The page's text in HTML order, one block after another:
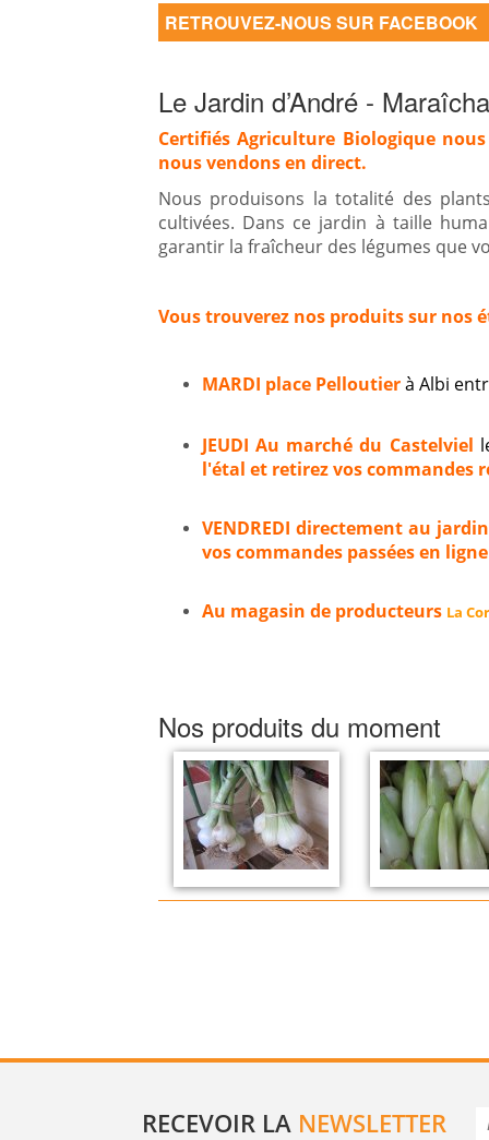
RETROUVEZ-NOUS SUR FACEBOOK
Le Jardin d’André -
Certifiés Agriculture Biologique
nous vendons en direct.
Nous produisons la totalité des
cultivées. Dans ce jardin à taille
garantir la fraîcheur des légumes que
Vous trouverez nos produits sur nos
MARDI place Pelloutierà Albi
JEUDI Au marché du Castelviel
l'étal et retirez vos commandes
VENDREDI directement au
vos commandes passées en ligne
Au magasin de producteurs La
Nos produits du moment
RECEVOIR LA NEWSLETTER